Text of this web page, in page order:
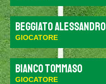
Beggiato Alessandro
GIOCATORE
Bianco Tommaso
GIOCATORE